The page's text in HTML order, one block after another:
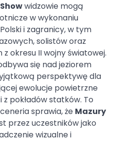
widzowie mogą
w wykonaniu
i zagranicy, w tym
solistów oraz
okresu II wojny światowej.
się nad jeziorem
perspektywę dla
ewolucje powietrzne
z pokładów statków. To
sprawia, że Mazury
przez uczestników jako
wizualne i